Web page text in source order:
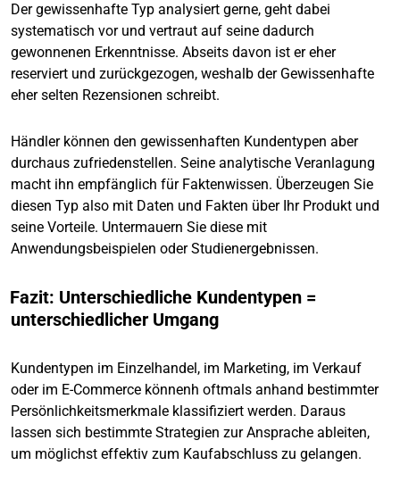
Der gewissenhafte Typ analysiert gerne, geht dabei
systematisch vor und vertraut auf seine dadurch
gewonnenen Erkenntnisse. Abseits davon ist er eher
reserviert und zurückgezogen, weshalb der Gewissenhafte
eher selten Rezensionen schreibt.
Händler können den gewissenhaften Kundentypen aber
durchaus zufriedenstellen. Seine analytische Veranlagung
macht ihn empfänglich für Faktenwissen. Überzeugen Sie
diesen Typ also mit Daten und Fakten über Ihr Produkt und
seine Vorteile. Untermauern Sie diese mit
Anwendungsbeispielen oder Studienergebnissen.
Fazit: Unterschiedliche Kundentypen =
unterschiedlicher Umgang
Kundentypen im Einzelhandel, im Marketing, im Verkauf
oder im E-Commerce könnenh oftmals anhand bestimmter
Persönlichkeitsmerkmale klassifiziert werden. Daraus
lassen sich bestimmte Strategien zur Ansprache ableiten,
um möglichst effektiv zum Kaufabschluss zu gelangen.